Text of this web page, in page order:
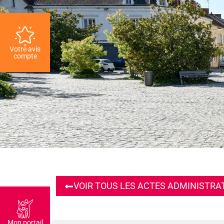
VOIR TOUS LES ACTES
Votre avis
compte